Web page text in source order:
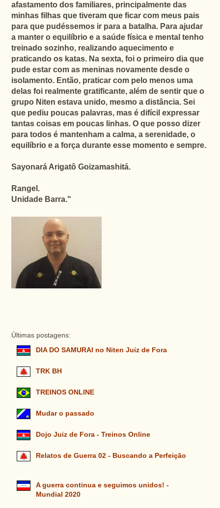
afastamento dos familiares, principalmente das
minhas filhas que tiveram que ficar com meus pais
para que pudéssemos ir para a batalha. Para ajudar
a manter o equilíbrio e a saúde física e mental tenho
treinado sozinho, realizando aquecimento e
praticando os katas. Na sexta, foi o primeiro dia que
pude estar com as meninas novamente desde o
isolamento. Então, praticar com pelo menos uma
delas foi realmente gratificante, além de sentir que o
grupo Niten estava unido, mesmo a distância.Sei
que pediu poucas palavras, mas é difícil expressar
tantas coisas em poucas linhas. O que posso dizer
para todos é mantenham a calma, a serenidade, o
equilíbrio e a força durante esse momento e sempre.
Sayonará Arigatô Goizamashitá.
Rangel.
Unidade Barra."
Últimas postagens:
DIA DO SAMURAI no Niten Juiz de Fora
TRK BH
TREINOS ONLINE
Mudar o passado
Dojo Juiz de Fora - Treinos Online
Relatos de Guerra 02 - Buscando a Perfeição
A guerra continua e seguimos unidos! -
Mundial 2020